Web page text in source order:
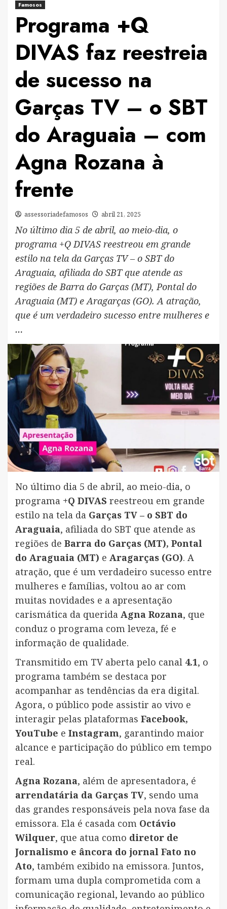
Famosos
Programa +Q
DIVAS faz reestreia
de sucesso na
Garças TV – o SBT
do Araguaia – com
Agna Rozana à
frente
assessoriadefamosos abril 21, 2025
No último dia 5 de abril, ao meio-dia, o
programa +Q DIVAS reestreou em grande
estilo na tela da Garças TV – o SBT do
Araguaia, afiliada do SBT que atende as
regiões de Barra do Garças (MT), Pontal do
Araguaia (MT) e Aragarças (GO). A atração,
que é um verdadeiro sucesso entre mulheres e
…
No último dia 5 de abril, ao meio-dia, o
programa +Q DIVAS reestreou em grande
estilo na tela da Garças TV – o SBT do
Araguaia, afiliada do SBT que atende as
regiões de Barra do Garças (MT), Pontal
do Araguaia (MT) e Aragarças (GO). A
atração, que é um verdadeiro sucesso entre
mulheres e famílias, voltou ao ar com
muitas novidades e a apresentação
carismática da querida Agna Rozana, que
conduz o programa com leveza, fé e
informação de qualidade.
Transmitido em TV aberta pelo canal 4.1, o
programa também se destaca por
acompanhar as tendências da era digital.
Agora, o público pode assistir ao vivo e
interagir pelas plataformas Facebook,
YouTube e Instagram, garantindo maior
alcance e participação do público em tempo
real.
Agna Rozana, além de apresentadora, é
arrendatária da Garças TV, sendo uma
das grandes responsáveis pela nova fase da
emissora. Ela é casada com Octávio
Wilquer, que atua como diretor de
Jornalismo e âncora do jornal Fato no
Ato, também exibido na emissora. Juntos,
formam uma dupla comprometida com a
comunicação regional, levando ao público